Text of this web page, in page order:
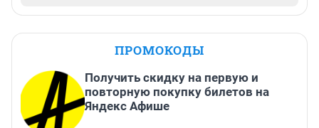
ПРОМОКОДЫ
Получить скидку на первую и
повторную покупку билетов на
Яндекс Афише